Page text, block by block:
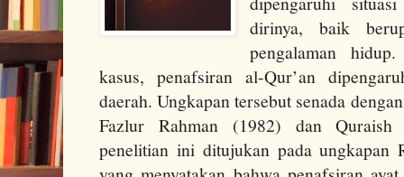
dirinya, baik
pengalaman
kasus, penafsiran al-Qur’an
daerah. Ungkapan tersebut senada
Fazlur Rahman (1982) dan Quraish
penelitian ini ditujukan pada ungkapan